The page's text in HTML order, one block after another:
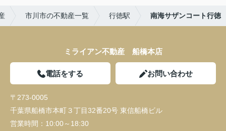
市川市の不動産一覧 行徳駅 南海サザンコート行徳
ミライアン不動産 船橋本店
電話をする お問い合わせ
〒273-0005
千葉県船橋市本町３丁目32番20号 東信船橋ビル
営業時間： 10:00～18:30